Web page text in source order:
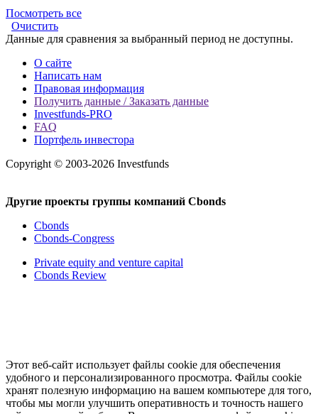
Посмотреть все
Очистить
Данные для сравнения за выбранный период не доступны.
О сайте
Написать нам
Правовая информация
Получить данные / Заказать данные
Investfunds-PRO
FAQ
Портфель инвестора
Copyright © 2003-2026 Investfunds
Другие проекты группы компаний Cbonds
Cbonds
Cbonds-Congress
Private equity and venture capital
Cbonds Review
Этот веб-сайт использует файлы cookie для обеспечения
удобного и персонализированного просмотра. Файлы cookie
хранят полезную информацию на вашем компьютере для того,
чтобы мы могли улучшить оперативность и точность нашего